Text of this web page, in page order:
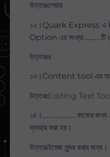
উত্তরঃলেয়ার
১২।Quark Express
Option এর সংখ্যা………..টি।
উত্তরঃ৪
১৩।Content tool এর
উত্তরঃEditing Text
১৪।…………………কাজের
ব্যবহার করা হয়।
উত্তরঃইমেজ সুন্দর করার জন্য।